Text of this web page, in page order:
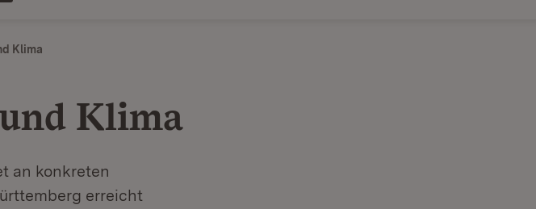
Klima
Klima
an konkreten
erreicht